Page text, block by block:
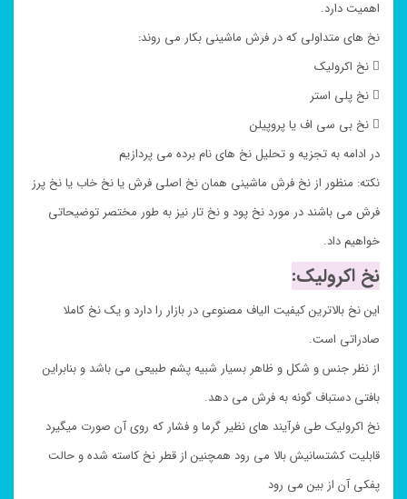
اهمیت دارد.
نخ های متداولی که در فرش ماشینی بکار می روند:
 نخ اکرولیک
 نخ پلی استر
 نخ بی سی اف یا پروپیلن
در ادامه به تجزیه و تحلیل نخ های نام برده می پردازیم
نکته: منظور از نخ فرش ماشینی همان نخ اصلی فرش یا نخ خاب یا نخ پرز
فرش می باشند در مورد نخ پود و نخ تار نیز به طور مختصر توضیحاتی
خواهیم داد.
نخ اکرولیک:
این نخ بالاترین کیفیت الیاف مصنوعی در بازار را دارد و یک نخ کاملا
صادراتی است.
از نظر جنس و شکل و ظاهر بسیار شبیه پشم طبیعی می باشد و بنابراین
بافتی دستباف گونه به فرش می دهد.
نخ اکرولیک طی فرآیند های نظیر گرما و فشار که روی آن صورت میگیرد
قابلیت کشتسانیش بالا می رود همچنین از قطر نخ کاسته شده و حالت
پفکی آن از بین می رود